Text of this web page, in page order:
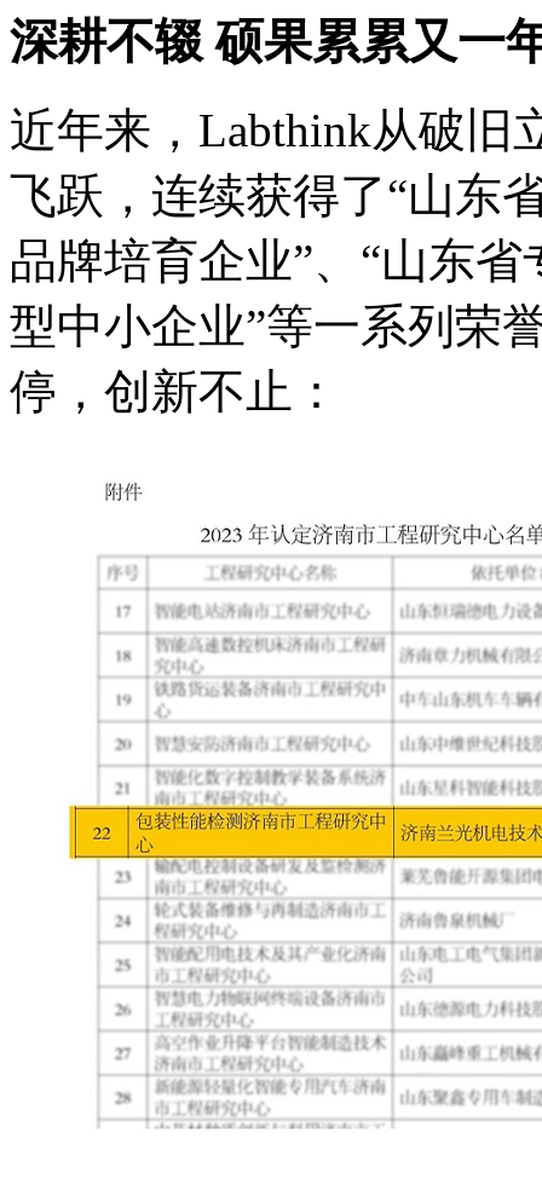
深耕不辍 硕果累累又一
近年来，Labthink从破旧
飞跃，连续获得了“山东
品牌培育企业”、“山东
型中小企业”等一系列荣
停，创新不止：